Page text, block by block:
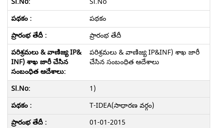
పథకం
ప్రారంభ తేదీ
పరిశ్రమలు & వాణిజ్య IP&INF) శాఖ జారీ
చేసిన సంబంధిత ఆదేశాలు
1)
T-IDEA(సాధారణ వర్గం)
01-01-2015